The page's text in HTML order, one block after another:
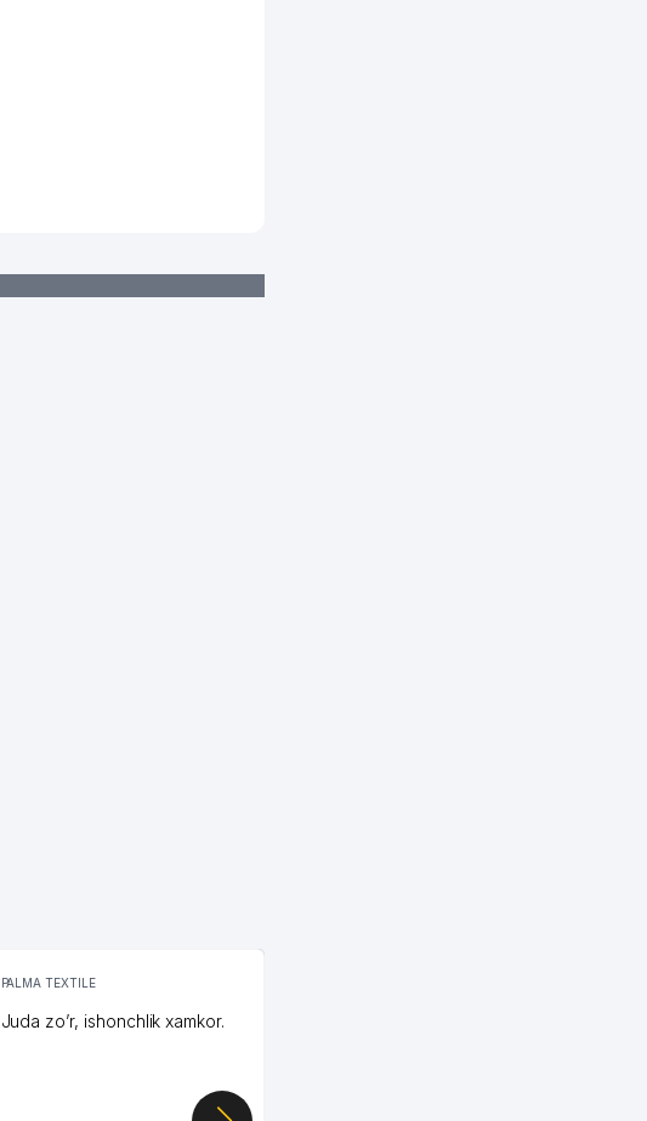
PALMA TEXTILE
Juda zo’r, ishonchlik xamkor.